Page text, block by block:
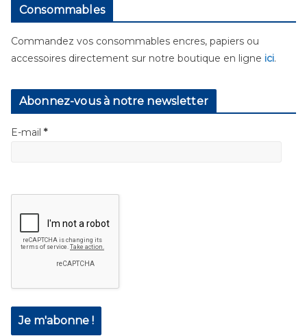
Consommables
Commandez vos consommables encres, papiers ou
accessoires directement sur notre boutique en ligne ici.
Abonnez-vous à notre newsletter
E-mail *